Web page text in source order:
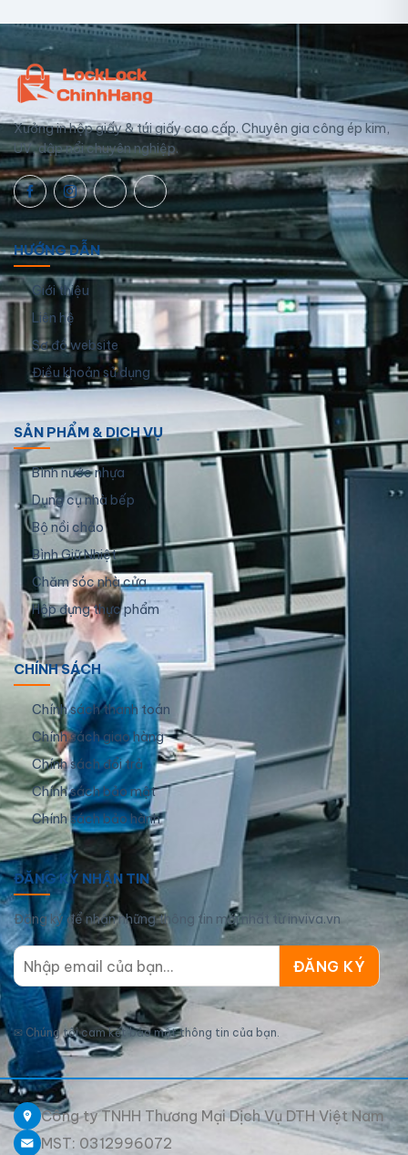
Xưởng in hộp giấy & túi giấy cao cấp. Chuyên gia công ép kim,
UV, dập nổi chuyên nghiệp.
HƯỚNG DẪN
Giới thiệu
Liên hệ
Sơ đồ website
Điều khoản sử dụng
SẢN PHẨM & DỊCH VỤ
Bình nước nhựa
Dụng cụ nhà bếp
Bộ nồi chảo
Bình Giữ Nhiệt
Chăm sóc nhà cửa
Hộp đựng thực phẩm
CHÍNH SÁCH
Chính sách thanh toán
Chính sách giao hàng
Chính sách đổi trả
Chính sách bảo mật
Chính sách bảo hành
ĐĂNG KÝ NHẬN TIN
Đăng ký để nhận những thông tin mới nhất từ inviva.vn
✉ Chúng tôi cam kết bảo mật thông tin của bạn.
Công ty TNHH Thương Mại Dịch Vụ DTH Việt Nam
MST: 0312996072